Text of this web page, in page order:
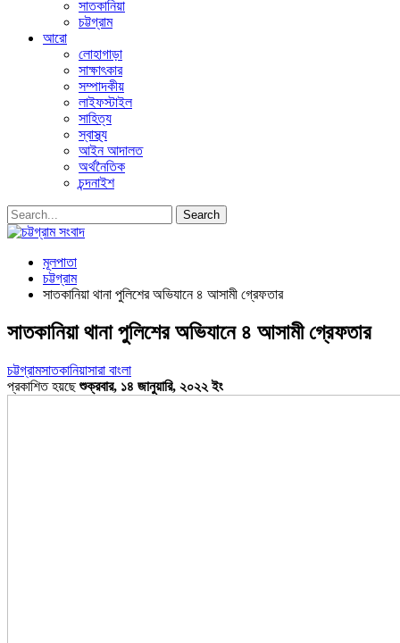
সাতকানিয়া
চট্টগ্রাম
আরো
লোহাগাড়া
সাক্ষাৎকার
সম্পাদকীয়
লাইফস্টাইল
সাহিত্য
স্বাস্থ্য
আইন আদালত
অর্থনৈতিক
চন্দনাইশ
মূলপাতা
চট্টগ্রাম
সাতকানিয়া থানা পুলিশের অভিযানে ৪ আসামী গ্রেফতার
সাতকানিয়া থানা পুলিশের অভিযানে ৪ আসামী গ্রেফতার
চট্টগ্রামসাতকানিয়াসারা বাংলা
প্রকাশিত হয়ছেশুক্রবার, ১৪ জানুয়ারি, ২০২২ ইং